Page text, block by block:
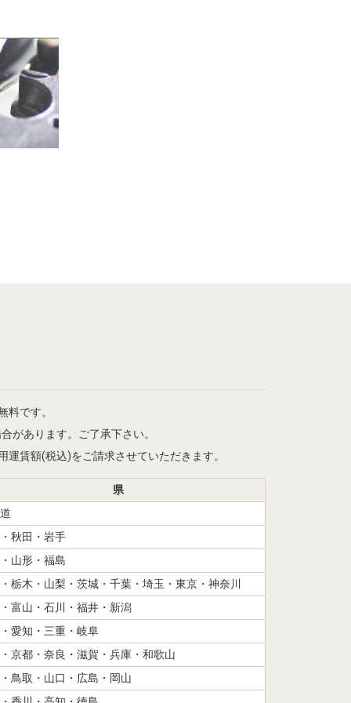
料です。
があります。ご了承下さい。
賃額(税込)をご請求させていただきます。
県
秋田・岩手
山形・福島
栃木・山梨・茨城・千葉・埼玉・東京・神奈川
富山・石川・福井・新潟
愛知・三重・岐阜
京都・奈良・滋賀・兵庫・和歌山
鳥取・山口・広島・岡山